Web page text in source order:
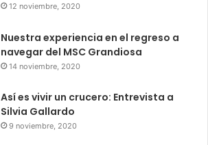
12 noviembre, 2020
Nuestra experiencia en el regreso a
navegar del MSC Grandiosa
14 noviembre, 2020
Así es vivir un crucero: Entrevista a
Silvia Gallardo
9 noviembre, 2020